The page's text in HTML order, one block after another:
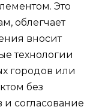
Это
облегчает
вносит
технологии
городов или
без
согласование